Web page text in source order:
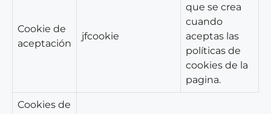
Cookie de
aceptación
jfcookie
que se crea
cuando
aceptas las
políticas de
cookies de la
pagina.
Cookies de